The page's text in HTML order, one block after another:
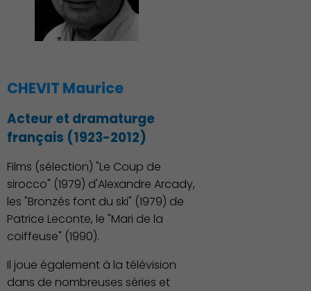
Économie Commerce
Emploi
CHEVIT Maurice
Acteur et dramaturge
français (1923-2012)
Films (sélection) "Le Coup de
sirocco" (1979) d'Alexandre Arcady,
les "Bronzés font du ski" (1979) de
Patrice Leconte, le "Mari de la
coiffeuse" (1990).
Il joue également à la télévision
dans de nombreuses séries et